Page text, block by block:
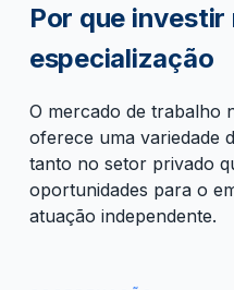
Por que investir
especialização
O mercado de trabalho
oferece uma variedade
tanto no setor privado
oportunidades para o
atuação independente.